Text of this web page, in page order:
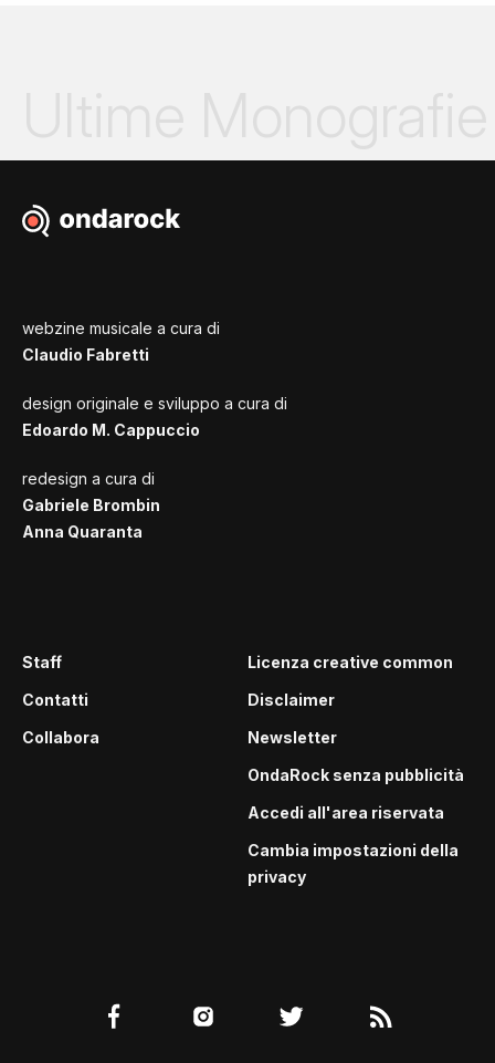
webzine musicale a cura di
Claudio Fabretti
design originale e sviluppo a cura di
Edoardo M. Cappuccio
redesign a cura di
Gabriele Brombin
Anna Quaranta
Staff
Contatti
Collabora
Licenza creative common
Disclaimer
Newsletter
OndaRock senza pubblicità
Accedi all'area riservata
Cambia impostazioni della
privacy